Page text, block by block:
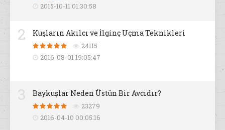
2015-10-11 01:30:58
2 Kuşların Akılcı ve İlginç Uçma Teknikleri
24115
2016-08-01 19:05:47
Baykuşlar Neden Üstün Bir Avcıdır?
23279
2016-04-10 00:05:16